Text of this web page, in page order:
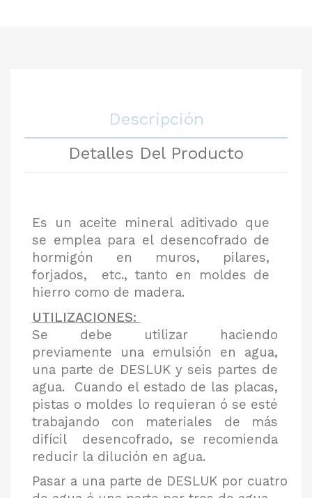
Descripción
Detalles Del Producto
Es un aceite mineral aditivado que
se emplea para el desencofrado de
hormigón en muros, pilares,
forjados, etc., tanto en moldes de
hierro como de madera.
UTILIZACIONES:
Se debe utilizar haciendo
previamente una emulsión en agua,
una parte de DESLUK y seis partes de
agua. Cuando el estado de las placas,
pistas o moldes lo requieran ó se esté
trabajando con materiales de más
difícil desencofrado, se recomienda
reducir la dilución en agua.
Pasar a una parte de DESLUK por cuatro